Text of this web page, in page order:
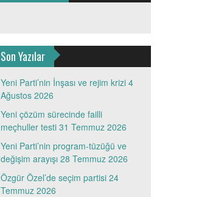
Son Yazılar
Yeni Parti’nin İnşası ve rejim krizi 4
Ağustos 2026
Yeni çözüm sürecinde failli
meçhuller testi 31 Temmuz 2026
Yeni Parti’nin program-tüzüğü ve
değişim arayışı 28 Temmuz 2026
Özgür Özel’de seçim partisi 24
Temmuz 2026